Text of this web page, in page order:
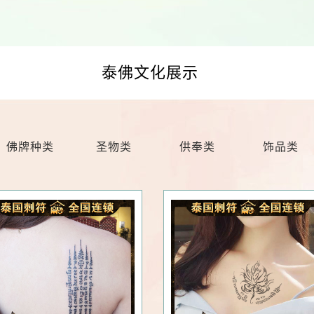
泰佛文化展示
佛牌种类 圣物类 供奉类 饰品类